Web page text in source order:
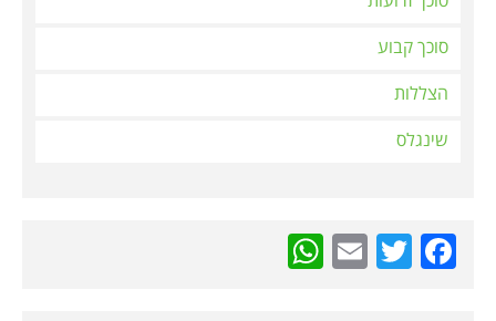
סוכך קבוע
הצללות
שינגלס
Facebook
Twitter
Email